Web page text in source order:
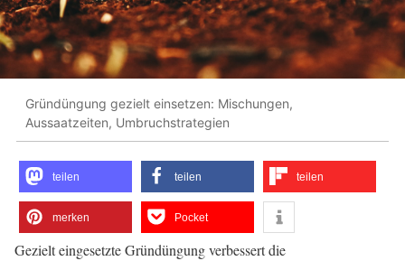
Gründüngung gezielt einsetzen: Mischungen,
Aussaatzeiten, Umbruchstrategien
teilen teilen teilen
merken Pocket
Gezielt eingesetzte Gründüngung verbessert die